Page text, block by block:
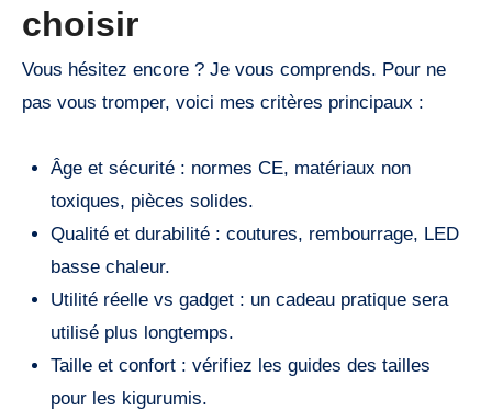
choisir
Vous hésitez encore ? Je vous comprends. Pour ne
pas vous tromper, voici mes critères principaux :
Âge et sécurité : normes CE, matériaux non
toxiques, pièces solides.
Qualité et durabilité : coutures, rembourrage, LED
basse chaleur.
Utilité réelle vs gadget : un cadeau pratique sera
utilisé plus longtemps.
Taille et confort : vérifiez les guides des tailles
pour les kigurumis.